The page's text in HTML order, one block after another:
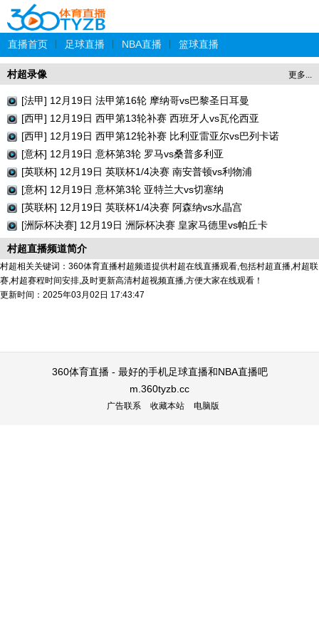
直播首页 足球直播 NBA直播 篮球直播
更多...
村超录像
[法甲] 12月19日 法甲第16轮 摩纳哥vs巴黎圣日耳曼
[西甲] 12月19日 西甲第13轮补赛 西班牙人vs瓦伦西亚
[西甲] 12月19日 西甲第12轮补赛 比利亚雷亚尔vs巴列卡诺
[意杯] 12月19日 意杯第3轮 罗马vs桑普多利亚
[英联杯] 12月19日 英联杯1/4决赛 南安普顿vs利物浦
[意杯] 12月19日 意杯第3轮 亚特兰大vs切塞纳
[英联杯] 12月19日 英联杯1/4决赛 阿森纳vs水晶宫
[洲际杯决赛] 12月19日 洲际杯决赛 皇家马德里vs帕丘卡
村超直播频道简介
村超相关关键词：360体育直播村超频道提供村超在线直播观看,包括村超直播,村超联
赛,村超赛程时间安排,及时更新高清村超视频直播,方便大家在线观看！
更新时间：2025年03月02日 17:43:47
360体育直播 - 最好的手机足球直播和NBA直播吧
m.360tyzb.cc
广告联系 收藏本站 电脑版